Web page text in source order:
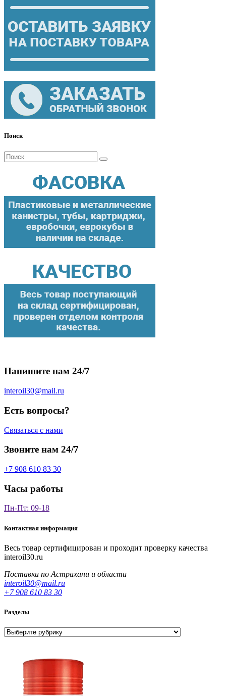
Поиск
Поиск
для:
Напишите нам 24/7
interoil30@mail.ru
Есть вопросы?
Связаться с нами
Звоните нам 24/7
+7 908 610 83 30
Часы работы
Пн-Пт: 09-18
Контактная информация
Весь товар сертифицирован и проходит проверку качества
interoil30.ru
Поставки по Астрахани и области
interoil30@mail.ru
+7 908 610 83 30
Разделы
Разделы